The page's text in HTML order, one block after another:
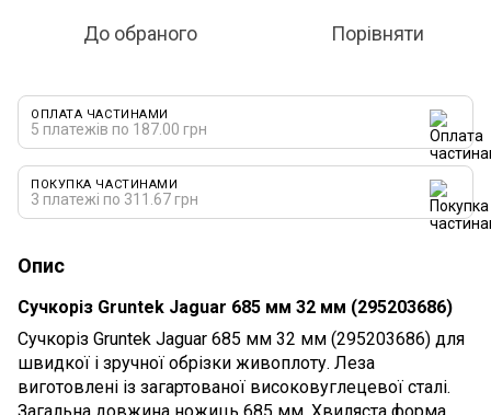
До обраного Порівняти
ОПЛАТА ЧАСТИНАМИ
5 платежів по 187.00 грн
ПОКУПКА ЧАСТИНАМИ
3 платежі по 311.67 грн
Опис
Сучкоріз Gruntek Jaguar 685 мм 32 мм (295203686)
Сучкоріз Gruntek Jaguar 685 мм 32 мм (295203686) для
швидкої і зручної обрізки живоплоту. Леза
виготовлені із загартованої високовуглецевої сталі.
Загальна довжина ножиць 685 мм. Хвиляста форма